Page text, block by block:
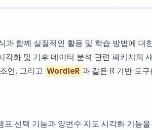
함께 실질적인 활용 및 학습 방법에 대
각화 및 기후 데이터 분석 관련 패키지의
언, 그리고 WordleR 과 같은 R 기반 도
선택 기능과 양변수 지도 시각화 기능